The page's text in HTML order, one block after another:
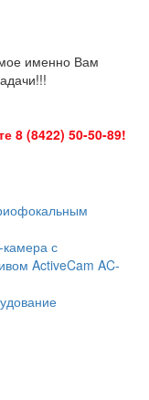
именно Вам
8 (8422) 50-50-89!
камера с
ActiveCam AC-